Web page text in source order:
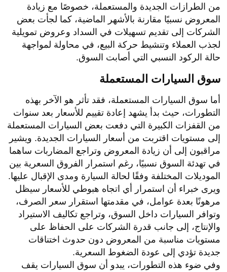
من الطرازات الجديدة والمستعملة، خصوصًا مع زيادة
المعروض نسبيًا مقارنة بالأشهر الماضية، كما لجأت بعض
الشركات إلى تقديم تسهيلات في السداد وعروض تمويلية
لجذب العملاء وتنشيط حركة البيع، في محاولة لمواجهة
حالة الركود النسبي التي أصابت السوق.
سوق السيارات المستعملة
أما سوق السيارات المستعملة، فقد تأثر هو الآخر بهذه
التطورات، حيث بدأ يشهد إعادة تقييم للأسعار بعد سنوات
من القفزات الكبيرة التي دفعت بعض السيارات المستعملة
إلى مستويات اقتربت من أسعار السيارات الجديدة. ويشير
مراقبون إلى أن زيادة المعروض وتراجع المضاربات ساهما
في تهدئة السوق نسبيًا، رغم استمرار الفروق السعرية بين
الموديلات المختلفة وفقًا لحالة السيارة ومدى الإقبال عليها.
ويرى خبراء أن استمرار أي اتجاه هبوطي للأسعار سيظل
مرهونًا بعدة عوامل، في مقدمتها استقرار سعر الصرف،
وتوافر السيارات داخل السوق، وتراجع تكاليف الاستيراد
والإنتاج، إلى جانب قدرة الشركات على الحفاظ على
مستويات مناسبة من المعروض دون حدوث اختناقات
جديدة تؤدي إلى عودة الضغوط السعرية.
وفي ضوء هذه التطورات، يبدو أن سوق السيارات يقف